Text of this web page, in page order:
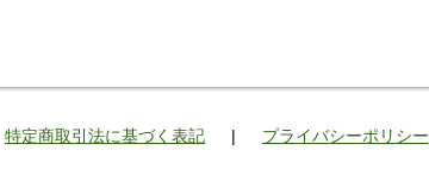
特定商取引法に基づく表記 | プライバシーポリシー